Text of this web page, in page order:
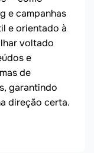
e campanhas
e orientado à
voltado
e
de
garantindo
direção certa.